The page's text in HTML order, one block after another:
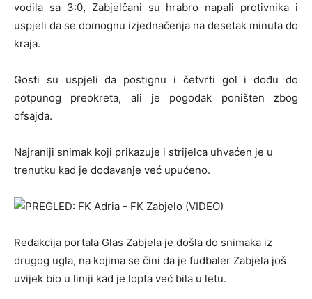
vodila sa 3:0, Zabjelčani su hrabro napali protivnika i
uspjeli da se domognu izjednačenja na desetak minuta do
kraja.
Gosti su uspjeli da postignu i četvrti gol i dođu do
potpunog preokreta, ali je pogodak poništen zbog
ofsajda.
Najraniji snimak koji prikazuje i strijelca uhvaćen je u
trenutku kad je dodavanje već upućeno.
Redakcija portala Glas Zabjela je došla do snimaka iz
drugog ugla, na kojima se čini da je fudbaler Zabjela još
uvijek bio u liniji kad je lopta već bila u letu.